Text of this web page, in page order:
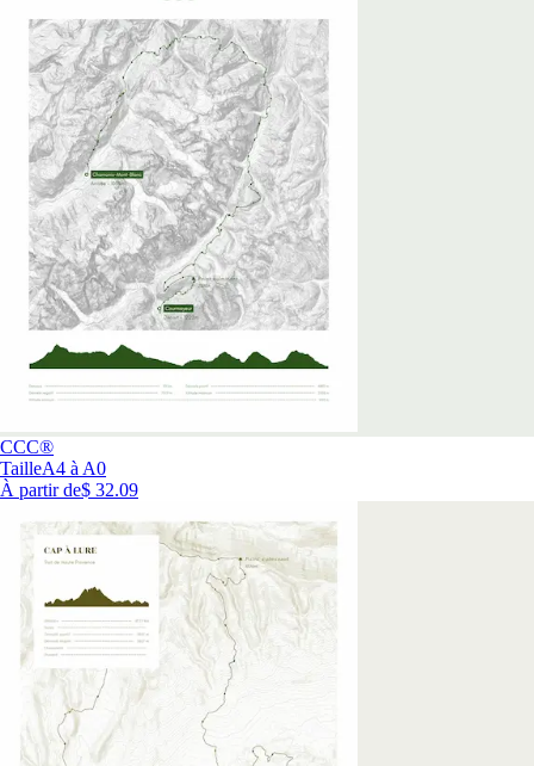
CCC®
TailleA4 à A0
À partir de$ 32.09